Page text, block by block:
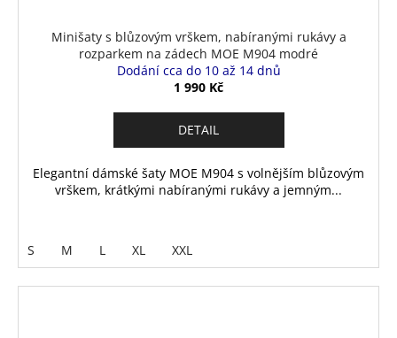
Minišaty s blůzovým vrškem, nabíranými rukávy a
rozparkem na zádech MOE M904 modré
Dodání cca do 10 až 14 dnů
1 990 Kč
DETAIL
Elegantní dámské šaty MOE M904 s volnějším blůzovým
vrškem, krátkými nabíranými rukávy a jemným...
S M L XL XXL